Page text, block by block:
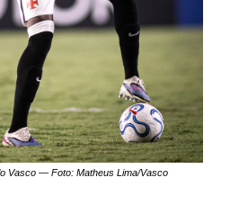
Vasco — Foto: Matheus Lima/Vasco